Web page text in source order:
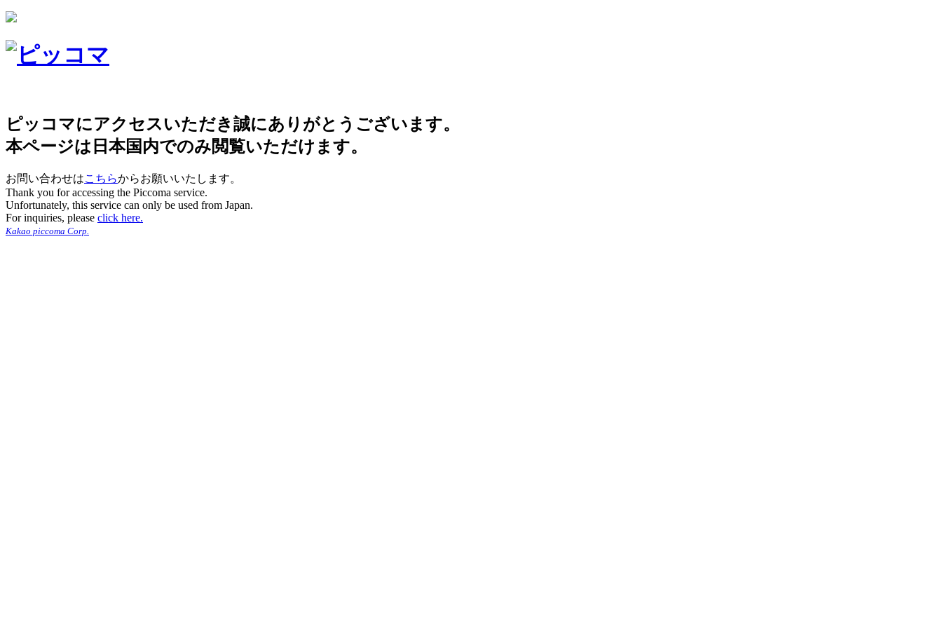
ピッコマにアクセスいただき誠にありがとうございます。
本ページは日本国内でのみ閲覧いただけます。
お問い合わせはこちらからお願いいたします。
Thank you for accessing the Piccoma service.
Unfortunately, this service can only be used from Japan.
For inquiries, please click here.
Kakao piccoma Corp.